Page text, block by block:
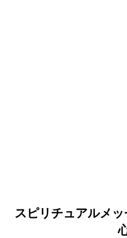
スピリチュアルメ